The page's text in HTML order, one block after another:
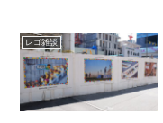
レゴ雑談